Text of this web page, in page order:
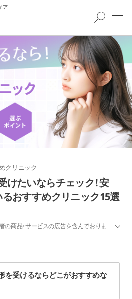
ア
クリニック
けたいならチェック！安
るおすすめクリニック15選
の商品・サービスの広告を含んでおりま
を受けるならどこがおすすめな